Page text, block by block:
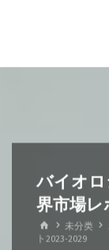
バイオ
界市場
ホ
ー
未分类
ト2023-2029